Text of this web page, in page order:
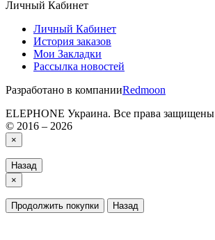
Личный Кабинет
Личный Кабинет
История заказов
Мои Закладки
Рассылка новостей
Разработано в компанииRedmoon
ELEPHONE Украина. Все права защищены
© 2016 – 2026
×
Назад
×
Продолжить покупки Назад